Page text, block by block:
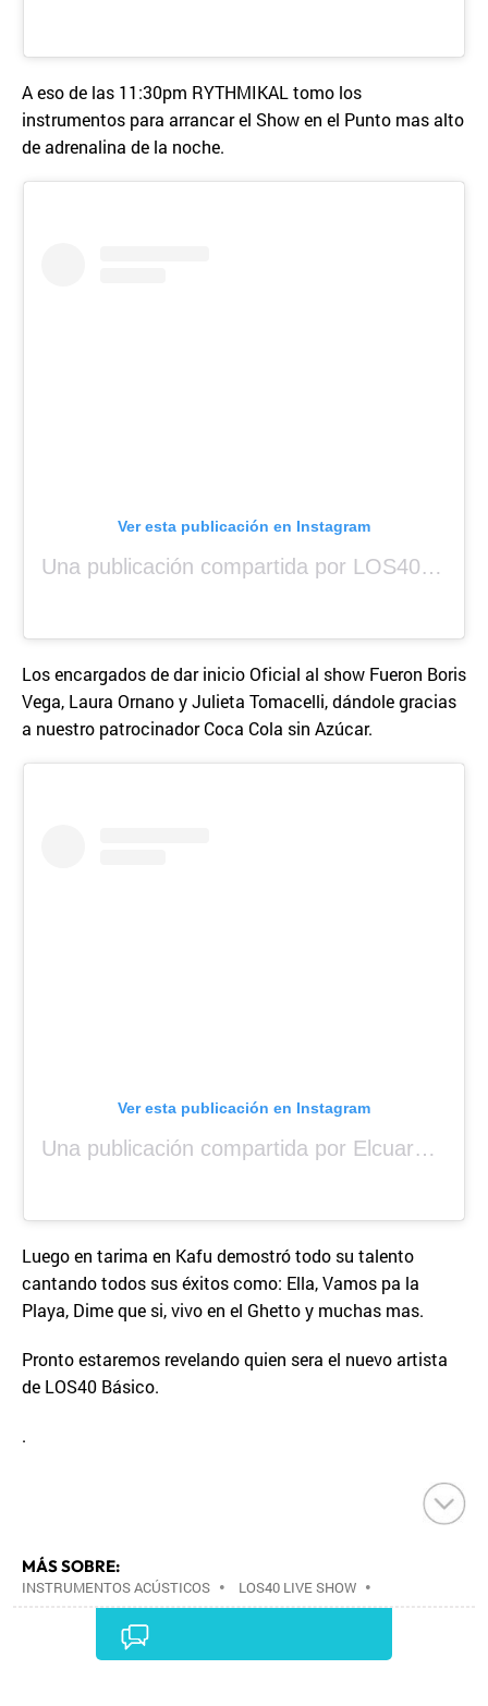
A eso de las 11:30pm RYTHMIKAL tomo los
instrumentos para arrancar el Show en el Punto mas alto
de adrenalina de la noche.
Ver esta publicación en Instagram
Una publicación compartida por LOS40 Panamá (@los40panama)
Los encargados de dar inicio Oficial al show Fueron Boris
Vega, Laura Ornano y Julieta Tomacelli, dándole gracias
a nuestro patrocinador Coca Cola sin Azúcar.
Ver esta publicación en Instagram
Una publicación compartida por Elcuara (@elcuara.25)
Luego en tarima en Kafu demostró todo su talento
cantando todos sus éxitos como: Ella, Vamos pa la
Playa, Dime que si, vivo en el Ghetto y muchas mas.
Pronto estaremos revelando quien sera el nuevo artista
de LOS40 Básico.
.
MÁS SOBRE:
INSTRUMENTOS ACÚSTICOS • LOS40 LIVE SHOW •
CONCIERTOS•LOS40•EVENTOS MUSICALES•
•AGENDA CULTURAL
•PRISA MEDIA•MÚSICA•GRUPO